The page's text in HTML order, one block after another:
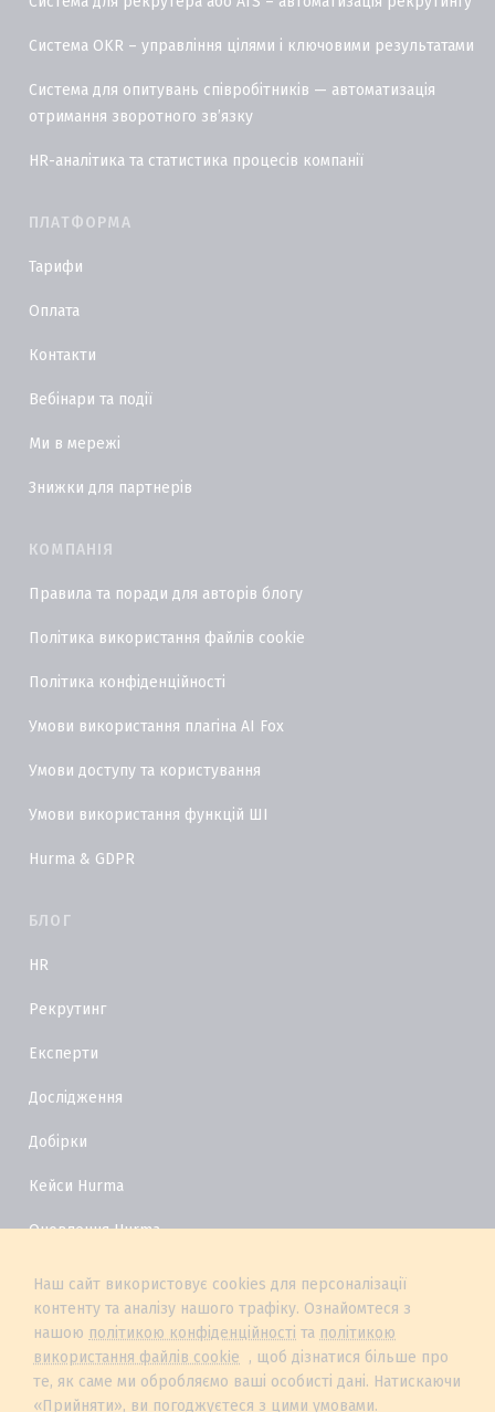
Система OKR – управління цілями і ключовими результатами
Система для опитувань співробітників — автоматизація
отримання зворотного звʼязку
HR-аналітика та статистика процесів компанії
ПЛАТФОРМА
Тарифи
Оплата
Контакти
Вебінари та події
Ми в мережі
Знижки для партнерів
КОМПАНІЯ
Правила та поради для авторів блогу
Політика використання файлів cookie
Політика конфіденційності
Умови використання плагіна AI Fox
Умови доступу та користування
Умови використання функцій ШІ
Hurma & GDPR
БЛОГ
HR
Рекрутинг
Експерти
Дослідження
Добірки
Кейси Hurma
Оновлення Hurma
HR Глосарій
Наш сайт використовує cookies для персоналізації
контенту та аналізу нашого трафіку. Ознайомтеся з
нашою політикою конфіденційності та політикою
використання файлів cookie , щоб дізнатися більше про
те, як саме ми обробляємо ваші особисті дані. Натискаючи
«Прийняти», ви погоджуєтеся з цими умовами.